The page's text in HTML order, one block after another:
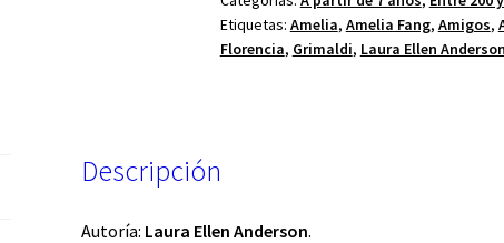
Etiquetas: Amelia, Amelia Fang, Amigos,
Florencia, Grimaldi, Laura Ellen Anderson
Descripción
Autoría: Laura Ellen Anderson.